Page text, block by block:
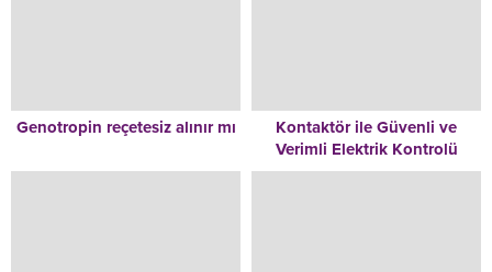
Genotropin reçetesiz alınır mı
Kontaktör ile Güvenli ve
Verimli Elektrik Kontrolü